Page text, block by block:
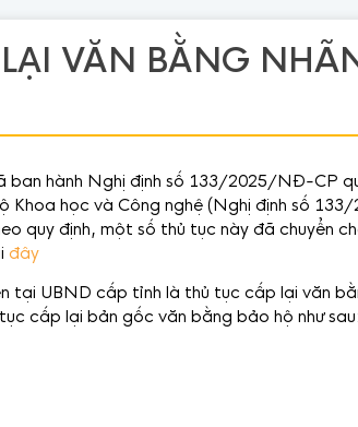
VĂN BẰNG
hành Nghị định số 133/2025/NĐ-CP
Khoa học và Công nghệ (Nghị định số
quy định, một số thủ tục này đã chuyển
đây
UBND cấp tỉnh là thủ tục cấp lại văn
cấp lại bản gốc văn bằng bảo hộ như sau: